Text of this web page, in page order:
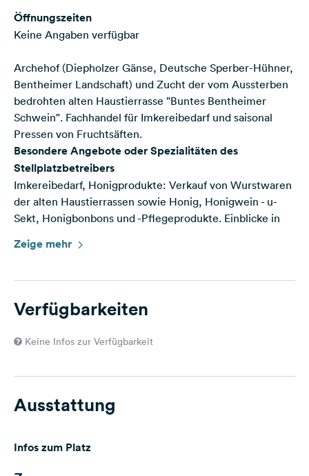
Facebook
Öffnungszeiten
Keine Angaben verfügbar
Archehof (Diepholzer Gänse, Deutsche Sperber-Hühner,
Bentheimer Landschaft) und Zucht der vom Aussterben
bedrohten alten Haustierrasse "Buntes Bentheimer
Schwein". Fachhandel für Imkereibedarf und saisonal
Pressen von Fruchtsäften.
Besondere Angebote oder Spezialitäten des
Stellplatzbetreibers
Imkereibedarf, Honigprodukte: Verkauf von Wurstwaren
der alten Haustierrassen sowie Honig, Honigwein - u-
Sekt, Honigbonbons und -Pflegeprodukte. Einblicke in
Stallbesichtigungen und Vorführungen bei der
Zeige mehr
Verfügbarkeiten
Keine Infos zur Verfügbarkeit
Ausstattung
Infos zum Platz